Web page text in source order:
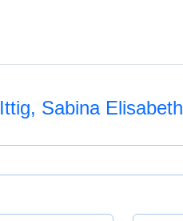
Ittig, Sabina Elisabeth